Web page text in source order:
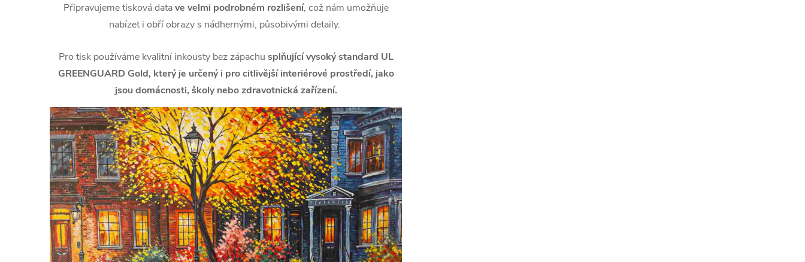
Připravujeme tisková datave velmi podrobném rozlišení, což nám umožňuje
nabízet i obří obrazy s nádhernými, působivými detaily.
Pro tisk používáme kvalitní inkousty bez zápachu splňující vysoký standard UL
GREENGUARD Gold, který je určený i pro citlivější interiérové prostředí, jako
jsou domácnosti, školy nebo zdravotnická zařízení.